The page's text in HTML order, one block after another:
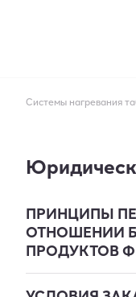
Системы нагревания
ПРИНЦИПЫ
ОТНОШЕНИИ
ПРОДУКТОВ